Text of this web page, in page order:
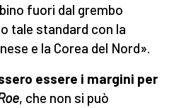
fuori dal grembo
tale standard con la
e la Corea del Nord».
essere i margini per
, che non si può